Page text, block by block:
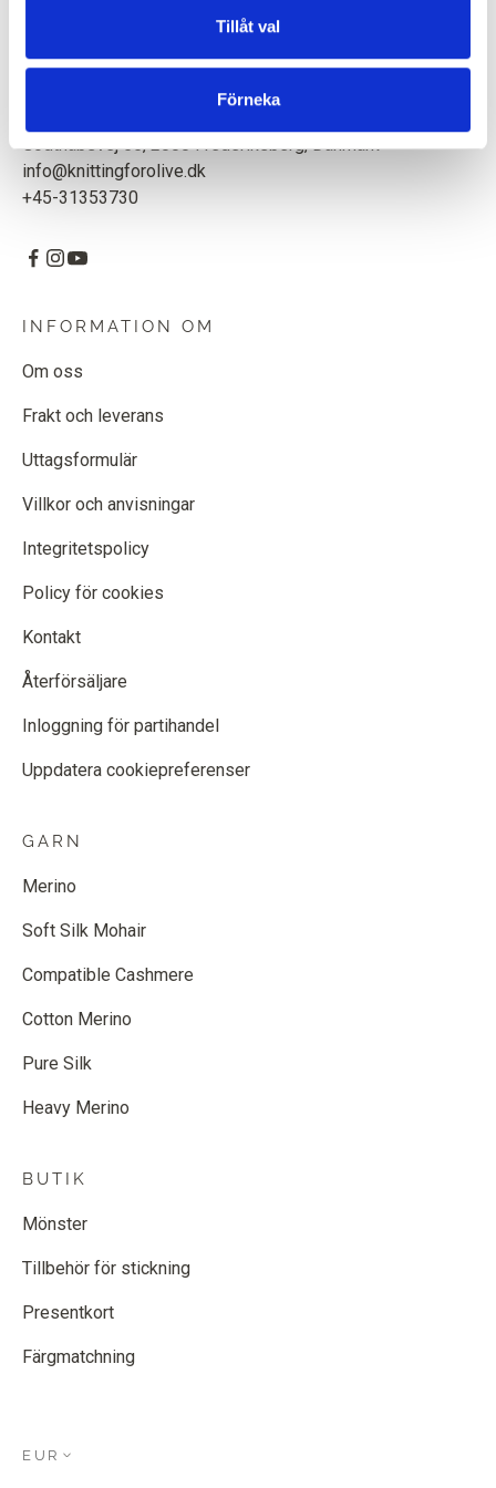
Tillåt val
Förneka
Knitting for Olive ApS
Godthåbsvej 55, 2000 Frederiksberg, Danmark
info@knittingforolive.dk
+45-31353730
INFORMATION OM
Om oss
Frakt och leverans
Uttagsformulär
Villkor och anvisningar
Integritetspolicy
Policy för cookies
Kontakt
Återförsäljare
Inloggning för partihandel
Uppdatera cookiepreferenser
GARN
Merino
Soft Silk Mohair
Compatible Cashmere
Cotton Merino
Pure Silk
Heavy Merino
BUTIK
Mönster
Tillbehör för stickning
Presentkort
Färgmatchning
EUR